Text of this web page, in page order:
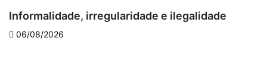
Informalidade, irregularidade e ilegalidade
06/08/2026